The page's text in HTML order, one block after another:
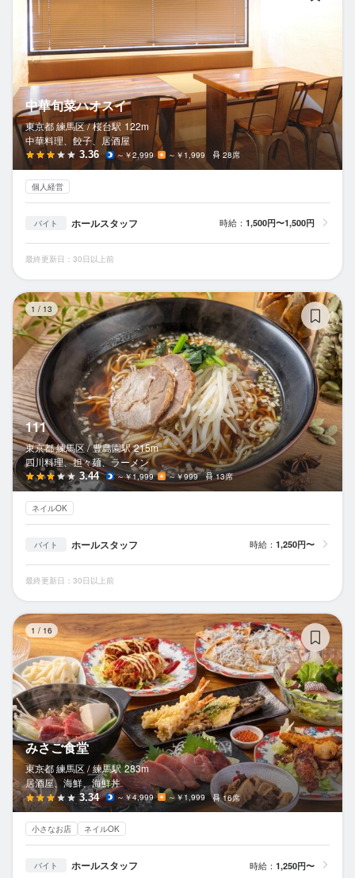
中華旬菜ハオスイ
東京都 練馬区 / 桜台駅 122m
中華料理、餃子、居酒屋
3.36 ～￥2,999 ～￥1,999 28席
個人経営
バイト ホールスタッフ 時給： 1,500円〜1,500円
最終更新日：30日以上前
1 / 13
111
東京都 練馬区 / 豊島園駅 215m
四川料理、担々麺、ラーメン
3.44 ～￥1,999 ～￥999 13席
ネイルOK
バイト ホールスタッフ 時給： 1,250円〜
最終更新日：30日以上前
1 / 16
みさご食堂
東京都 練馬区 / 練馬駅 283m
居酒屋、海鮮、海鮮丼
3.34 ～￥4,999 ～￥1,999 16席
小さなお店 ネイルOK
バイト ホールスタッフ 時給： 1,250円〜